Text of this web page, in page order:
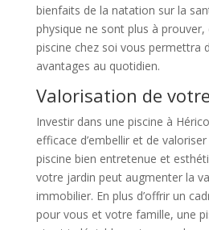
bienfaits de la natation sur la
physique ne sont plus à prouver,
piscine chez soi vous permettra
avantages au quotidien.
Valorisation de
Investir dans une piscine à
efficace d’embellir et de
piscine bien entretenue et
votre jardin peut augmenter la
immobilier. En plus d’offrir un
pour vous et votre famille, une